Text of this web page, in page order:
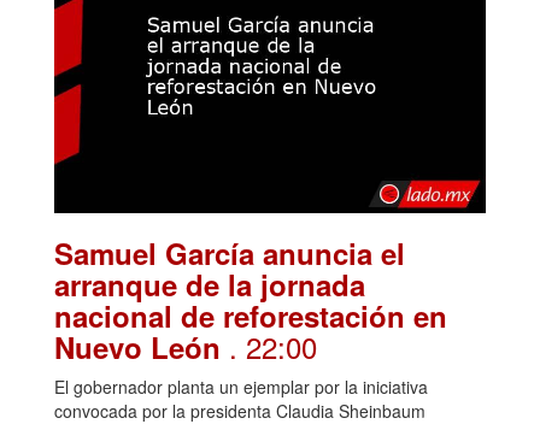
Samuel García anuncia el
arranque de la jornada
nacional de reforestación en
Nuevo León . 22:00
El gobernador planta un ejemplar por la iniciativa
convocada por la presidenta Claudia Sheinbaum